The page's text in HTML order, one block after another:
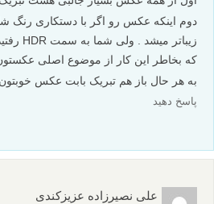
دوم اینکه عکس رو اگر با دستکاری رنگ
زیباتر میشد . ولی شما به سمت HDR رفتید
که بخاطر این کار از موضوع اصلی
به هر حال باز هم تبریک بابت عکس خوبتون
پاسخ دهید
علی نصیرزاده عزیزکندی